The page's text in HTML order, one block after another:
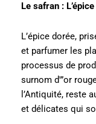
Le safran :
L’épice dorée,
et parfumer les
processus de
surnom d'”or
l’Antiquité, reste
et délicates qui